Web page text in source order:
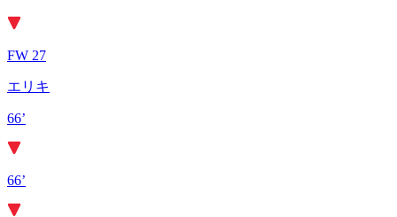
FW 27
エリキ
66’
66’